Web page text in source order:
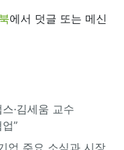
에서 덧글 또는 메신
·김세움 교수
”
업 주요 소식과 시장